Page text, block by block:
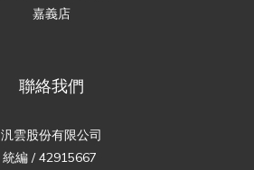
嘉義店
聯絡我們
汎雲股份有限公司
統編 / 42915667